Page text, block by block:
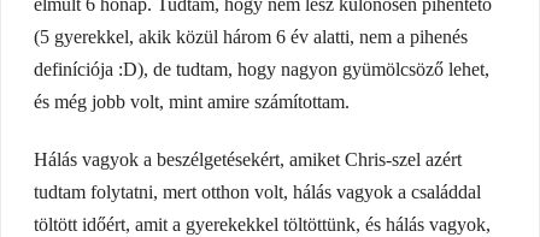
elmúlt 6 hónap. Tudtam, hogy nem lesz különösen pihentető
(5 gyerekkel, akik közül három 6 év alatti, nem a pihenés
definíciója :D), de tudtam, hogy nagyon gyümölcsöző lehet,
és még jobb volt, mint amire számítottam.
Hálás vagyok a beszélgetésekért, amiket Chris-szel azért
tudtam folytatni, mert otthon volt, hálás vagyok a családdal
töltött időért, amit a gyerekekkel töltöttünk, és hálás vagyok,